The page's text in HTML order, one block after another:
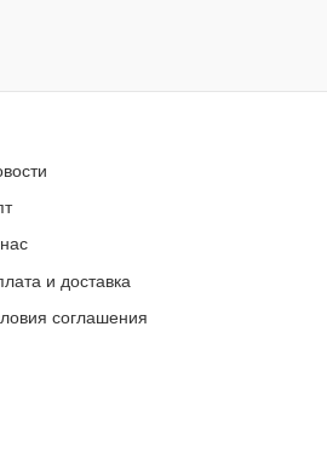
и доставка
соглашения